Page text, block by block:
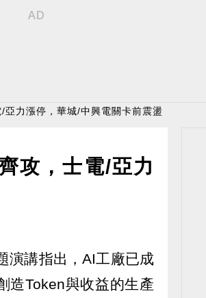
力漲停，華城/中興電關卡前震盪
攻，士電/亞力
演講指出，AI工廠已成
造Token與收益的生產